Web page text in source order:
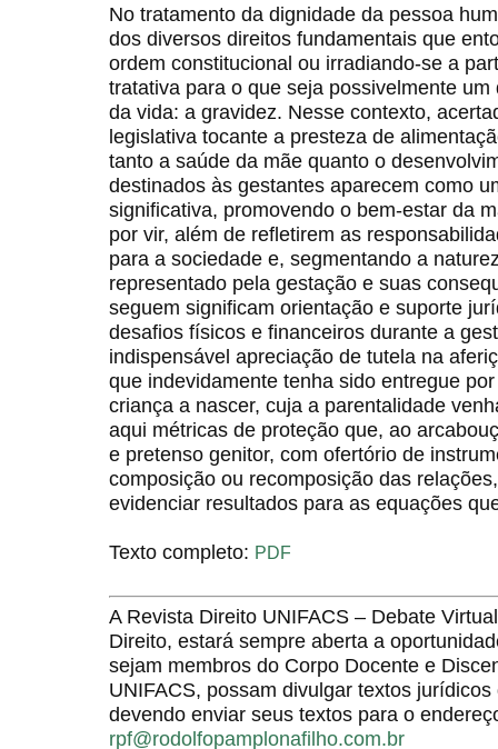
No tratamento da dignidade da pessoa
dos diversos direitos fundamentais que
ordem constitucional ou irradiando-se a
tratativa para o que seja possivelmente
da vida: a gravidez. Nesse contexto,
legislativa tocante a presteza de
tanto a saúde da mãe quanto o
destinados às gestantes aparecem como
significativa, promovendo o bem-estar da
por vir, além de refletirem as
para a sociedade e, segmentando a
representado pela gestação e suas
seguem significam orientação e suporte
desafios físicos e financeiros durante a
indispensável apreciação de tutela na
que indevidamente tenha sido entregue
criança a nascer, cuja a parentalidade
aqui métricas de proteção que, ao
e pretenso genitor, com ofertório de
composição ou recomposição das
evidenciar resultados para as equações
Texto completo: PDF
A Revista Direito UNIFACS – Debate
Direito, estará sempre aberta a
sejam membros do Corpo Docente e
UNIFACS, possam divulgar textos
devendo enviar seus textos para o
rpf@rodolfopamplonafilho.com.br